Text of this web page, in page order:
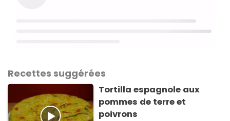
Recettes suggérées
Tortilla espagnole aux
pommes de terre et
poivrons